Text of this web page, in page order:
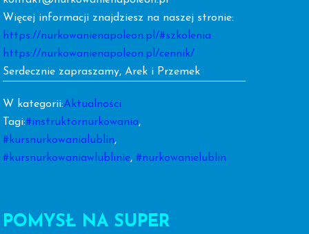
Więcej informacji znajdziesz na naszej stronie:
https://nurkowanienapoleon.pl/#szkolenia
https://nurkowanienapoleon.pl/cennik/
Serdecznie zapraszamy, Arek i Przemek
W kategorii:Aktualności
Tagi:#instruktornurkowania,
#kursnurkowanialublin,
#kursnurkowaniawlublinie,#nurkowanielublin
POMYSŁ NA SUPER